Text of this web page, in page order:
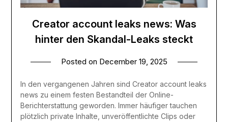
Creator account leaks news: Was
hinter den Skandal-Leaks steckt
Posted on December 19, 2025
In den vergangenen Jahren sind Creator account leaks
news zu einem festen Bestandteil der Online-
Berichterstattung geworden. Immer häufiger tauchen
plötzlich private Inhalte, unveröffentlichte Clips oder